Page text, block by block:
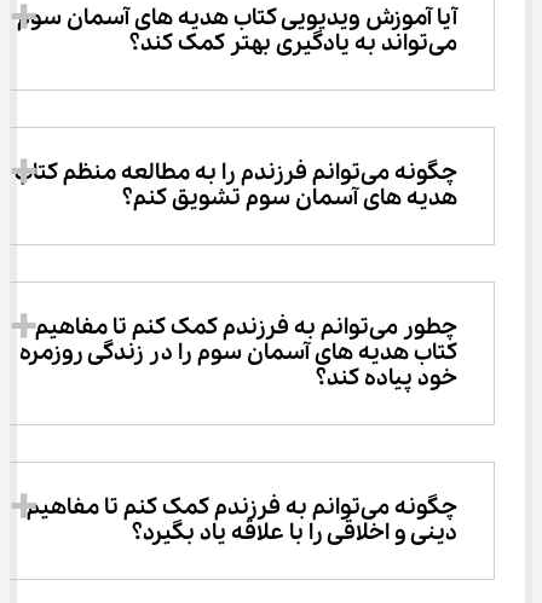
آیا آموزش ویدیویی کتاب هدیه های آسمان سوم
می‌تواند به یادگیری بهتر کمک کند؟
چگونه می‌توانم فرزندم را به مطالعه منظم کتاب
هدیه های آسمان سوم تشویق کنم؟
چطور می‌توانم به فرزندم کمک کنم تا مفاهیم
کتاب هدیه های آسمان سوم را در زندگی روزمره
خود پیاده کند؟
چگونه می‌توانم به فرزندم کمک کنم تا مفاهیم
دینی و اخلاقی را با علاقه یاد بگیرد؟